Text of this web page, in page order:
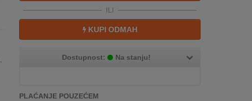
ILI
KUPI ODMAH
Dostupnost: Na stanju!
PLAĆANJE POUZEĆEM